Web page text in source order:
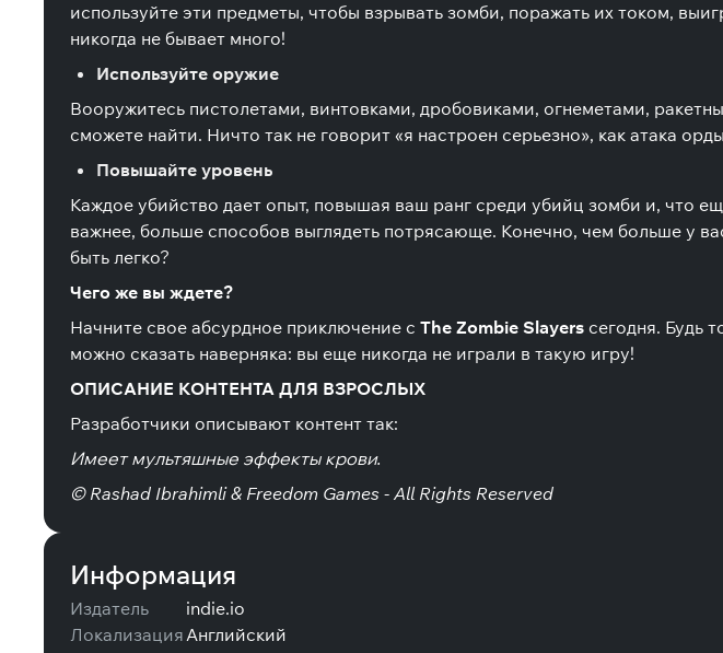
используйте эти предметы, чтобы взрывать зомби, поражать их током,
никогда не бывает много!
Используйте оружие
Вооружитесь пистолетами, винтовками, дробовиками, огнеметами,
сможете найти. Ничто так не говорит «я настроен серьезно», как атака
Повышайте уровень
Каждое убийство дает опыт, повышая ваш ранг среди убийц зомби и, что
важнее, больше способов выглядеть потрясающе. Конечно, чем больше у
быть легко?
Чего же вы ждете?
Начните свое абсурдное приключение с The Zombie Slayers сегодня. Будь
можно сказать наверняка: вы еще никогда не играли в такую игру!
ОПИСАНИЕ КОНТЕНТА ДЛЯ ВЗРОСЛЫХ
Разработчики описывают контент так:
Имеет мультяшные эффекты крови.
© Rashad Ibrahimli & Freedom Games - All Rights Reserved
Информация
Издатель
indie.io
ЛокализацияАнглийский